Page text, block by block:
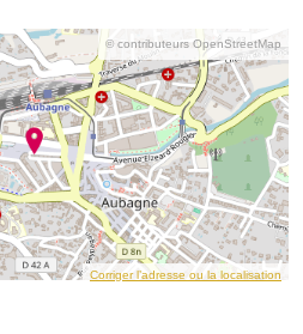
© contributeurs OpenStreetMap
Corriger l’adresse ou la localisation